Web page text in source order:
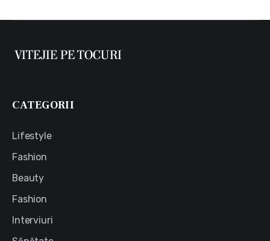
CATEGORII
Lifestyle
Fashion
Beauty
Fashion
Interviuri